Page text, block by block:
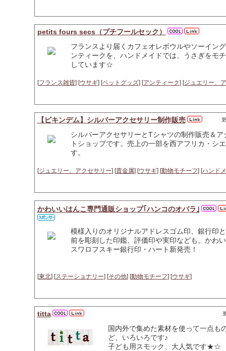
petits fours secs（プチフールセック）
フランスより届くカフェオレボウルやソーイン
ンティークを、ハンドメイドでは、うさぎをモ
しています☆
[フランス雑貨] [ウサギ] [ペットグッズ] [アンティーク] [ジュエリー、
【ピキンデム】シルバーアクセサリー制作販売
シルバーアクセサリーとTシャツの制作販売＆
トショップです。売上の一部を西アフリカ・シ
す。
[ジュエリー、アクセサリー] [貴金属] [ウサギ] [動物モチーフ] [ハンド
かわいいはんこ専門通販ショップ｢ハンコのオバラ｣
模様入りのオリジナルアドレスゴム印、銀行印
前を彫刻した印鑑、評価印や実印なども。かわ
スワロフスキー銀行印・ハート新発売！
[東北] [ステーショナリー] [その他] [動物モチーフ] [ウサギ]
titta
国内外で集めた素材を使って一点も
ど、いろいろです♪
子ども用スモック、大人気です★☆